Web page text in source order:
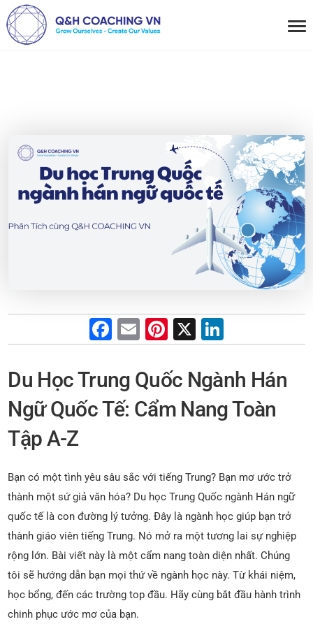
F
a
c
e
b
k
E
m
ai
l
Pi
nt
er
e
st
X
n
k
e
dI
Du Học Trung Quốc Ngành Hán
Ngữ Quốc Tế: Cẩm Nang Toàn
Tập A-Z
Bạn có một tình yêu sâu sắc với tiếng Trung? Bạn mơ ước trở
thành một sứ giả văn hóa? Du học Trung Quốc ngành Hán ngữ
quốc tế là con đường lý tưởng. Đây là ngành học giúp bạn trở
thành giáo viên tiếng Trung. Nó mở ra một tương lai sự nghiệp
rộng lớn. Bài viết này là một cẩm nang toàn diện nhất. Chúng
tôi sẽ hướng dẫn bạn mọi thứ về ngành học này. Từ khái niệm,
học bổng, đến các trường top đầu. Hãy cùng bắt đầu hành trình
chinh phục ước mơ của bạn.